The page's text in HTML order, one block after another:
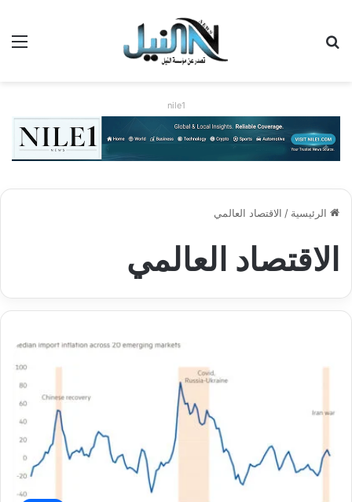
nile1
الرئيسية / الاقتصاد العالمي
الاقتصاد العالمي